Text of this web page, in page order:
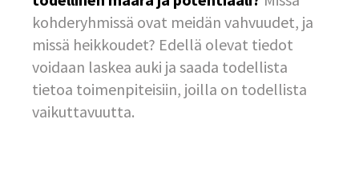
kohderyhmissä ovat meidän vahvuudet, ja
missä heikkoudet? Edellä olevat tiedot
voidaan laskea auki ja saada todellista
tietoa toimenpiteisiin, joilla on todellista
vaikuttavuutta.